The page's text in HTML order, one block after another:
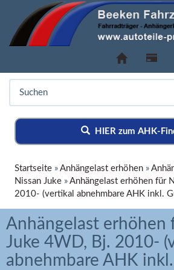
HIER zum AHK-
Startseite » Anhängelast erhöhen »
Nissan Juke » Anhängelast erhöhen für
2010- (vertikal abnehmbare AHK inkl.
Anhängelast erhöhen
Juke 4WD, Bj. 2010-
abnehmbare AHK